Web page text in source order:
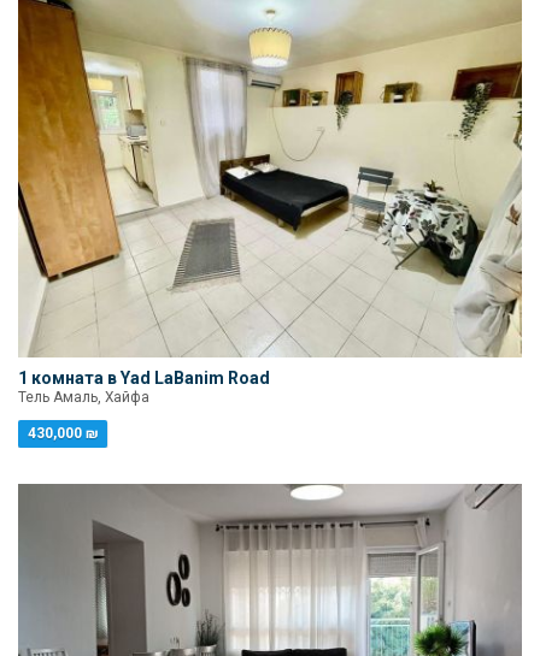
1 комната в Yad LaBanim Road
Тель Амаль, Хайфа
430,000 ₪